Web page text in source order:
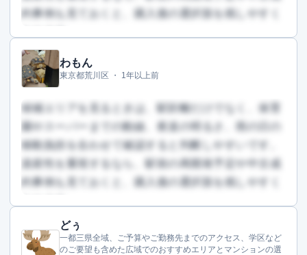
約事例も見ておくと、購入後の選択肢を残しやすく
この回答を読むには会員登録が必要です
（文字数：514文字）
わもん
東京都荒川区 ・ 1年以上前
候補エリアを見るときは、駅距離だけでなく、保育
園やスーパーまでの動線、夜道の明るさ、雨の日の
移動負担を合わせて確認すると判断しやすいです。
資産性を重視するなら、駅前の再開発予定や中古成
約事例も見ておくと、購入後の選択肢を残しやすく
この回答を読むには会員登録が必要です
（文字数：510文字）
どぅ
一都三県全域、ご予算やご勤務先までのアクセス、学区など
のご要望も含めた広域でのおすすめエリアとマンションの選